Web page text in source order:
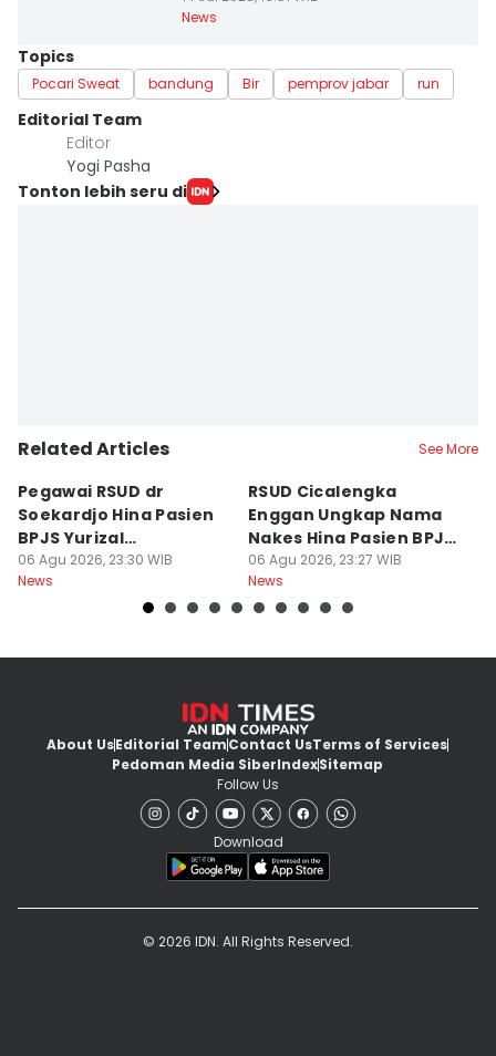
News
Topics
Pocari Sweat bandung Bir pemprov jabar run
Editorial Team
Editor
Yogi Pasha
Tonton lebih seru di
Related Articles See More
Pegawai RSUD dr
Soekardjo Hina Pasien
BPJS Yurizal
Mengundurkan Diri
06 Agu 2026, 23:30 WIB
News
RSUD Cicalengka
Enggan Ungkap Nama
Nakes Hina Pasien BPJS
Yurizal
06 Agu 2026, 23:27 WIB
News
About UsEditorial TeamContact UsTerms of Services
Pedoman Media SiberIndexSitemap
Follow Us
Download
© 2026 IDN. All Rights Reserved.